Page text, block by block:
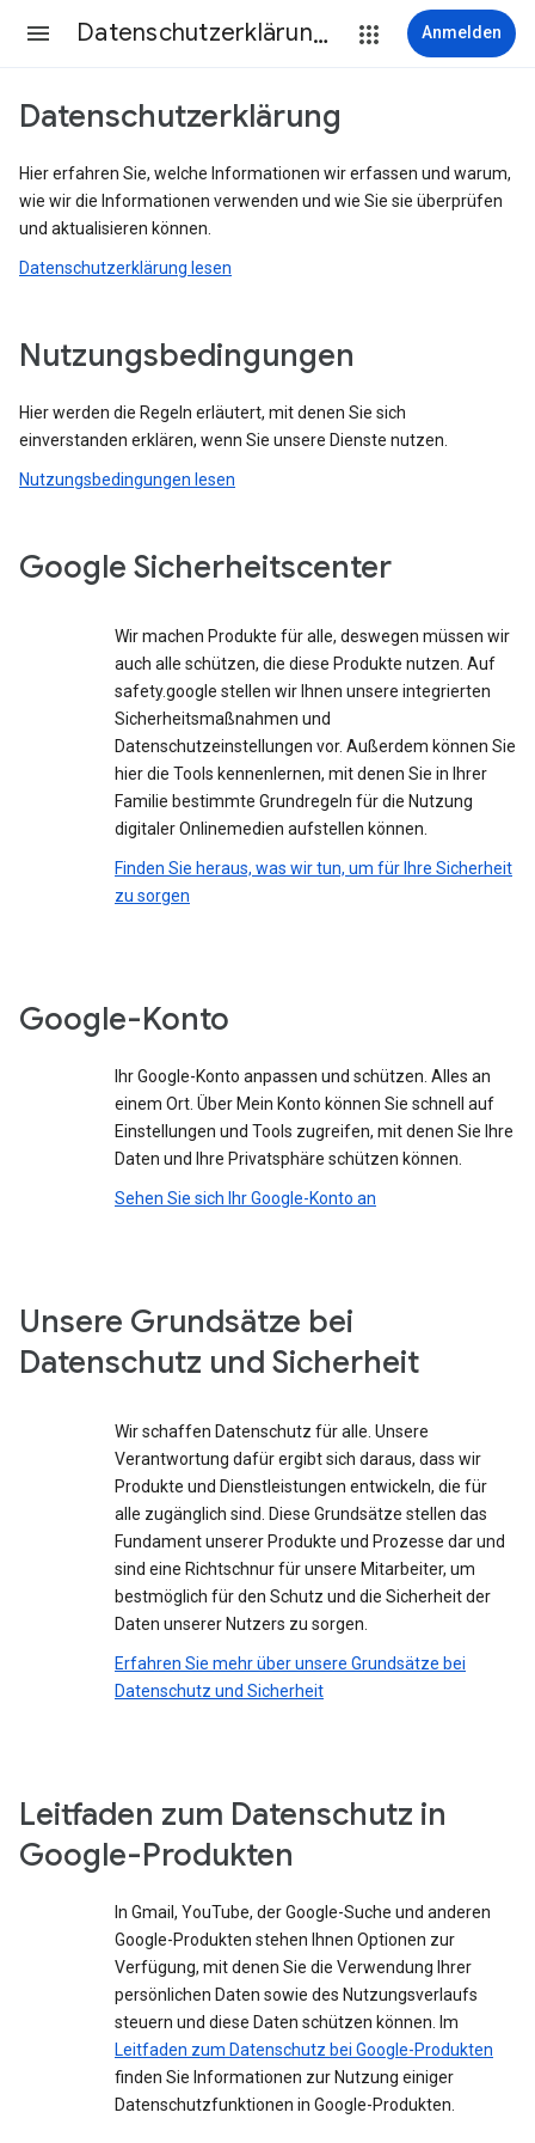
Datenschutzerklärung & Nutzungsbedingungen Anmelden
Datenschutzerklärung
Hier erfahren Sie, welche Informationen wir erfassen und warum,
wie wir die Informationen verwenden und wie Sie sie überprüfen
und aktualisieren können.
Datenschutzerklärung lesen
Nutzungsbedingungen
Hier werden die Regeln erläutert, mit denen Sie sich
einverstanden erklären, wenn Sie unsere Dienste nutzen.
Nutzungsbedingungen lesen
Google Sicherheitscenter
Wir machen Produkte für alle, deswegen müssen wir
auch alle schützen, die diese Produkte nutzen. Auf
safety.google stellen wir Ihnen unsere integrierten
Sicherheitsmaßnahmen und
Datenschutzeinstellungen vor. Außerdem können Sie
hier die Tools kennenlernen, mit denen Sie in Ihrer
Familie bestimmte Grundregeln für die Nutzung
digitaler Onlinemedien aufstellen können.
Finden Sie heraus, was wir tun, um für Ihre Sicherheit
zu sorgen
Google-Konto
Ihr Google-Konto anpassen und schützen. Alles an
einem Ort. Über Mein Konto können Sie schnell auf
Einstellungen und Tools zugreifen, mit denen Sie Ihre
Daten und Ihre Privatsphäre schützen können.
Sehen Sie sich Ihr Google-Konto an
Unsere Grundsätze bei
Datenschutz und Sicherheit
Wir schaffen Datenschutz für alle. Unsere
Verantwortung dafür ergibt sich daraus, dass wir
Produkte und Dienstleistungen entwickeln, die für
alle zugänglich sind. Diese Grundsätze stellen das
Fundament unserer Produkte und Prozesse dar und
sind eine Richtschnur für unsere Mitarbeiter, um
bestmöglich für den Schutz und die Sicherheit der
Daten unserer Nutzers zu sorgen.
Erfahren Sie mehr über unsere Grundsätze bei
Datenschutz und Sicherheit
Leitfaden zum Datenschutz in
Google-Produkten
In Gmail, YouTube, der Google-Suche und anderen
Google-Produkten stehen Ihnen Optionen zur
Verfügung, mit denen Sie die Verwendung Ihrer
persönlichen Daten sowie des Nutzungsverlaufs
steuern und diese Daten schützen können. Im
Leitfaden zum Datenschutz bei Google-Produkten
finden Sie Informationen zur Nutzung einiger
Datenschutzfunktionen in Google-Produkten.